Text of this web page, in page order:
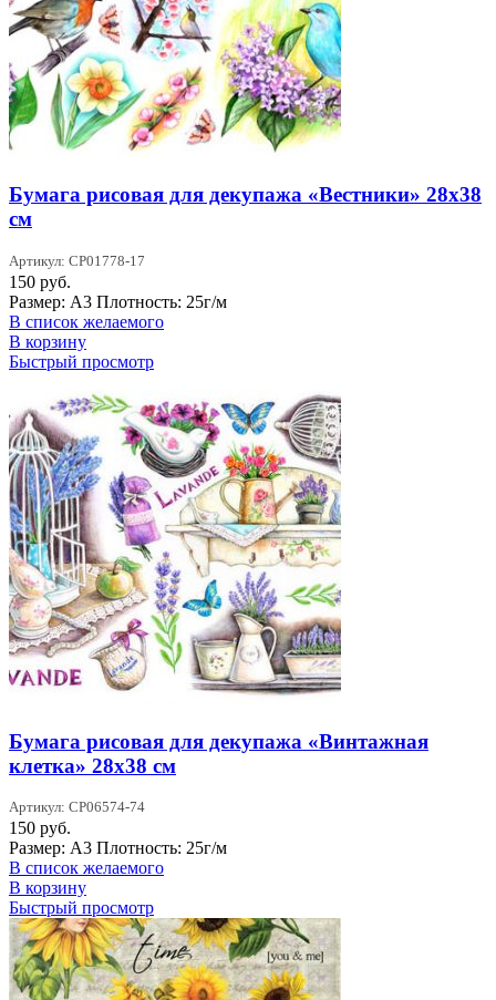
Бумага рисовая для декупажа «Вестники» 28х38
см
Артикул: CP01778-17
150 руб.
Размер: А3 Плотность: 25г/м
В список желаемого
В корзину
Быстрый просмотр
Бумага рисовая для декупажа «Винтажная
клетка» 28х38 см
Артикул: CP06574-74
150 руб.
Размер: А3 Плотность: 25г/м
В список желаемого
В корзину
Быстрый просмотр